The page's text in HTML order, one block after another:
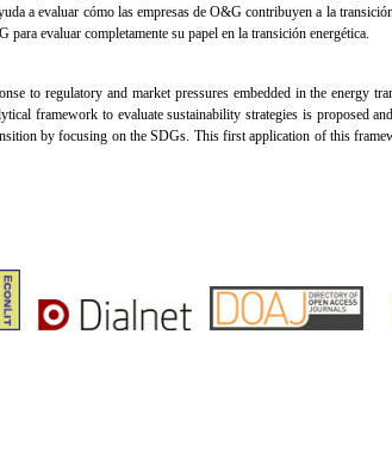
a evaluar cómo las empresas de O&G contribuyen a la
evaluar completamente su papel en la transición energética.
to regulatory and market pressures embedded in the energy
framework to evaluate sustainability strategies is proposed
by focusing on the SDGs. This first application of this